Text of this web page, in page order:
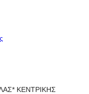
ΚΕΝΤΡΙΚΗΣ